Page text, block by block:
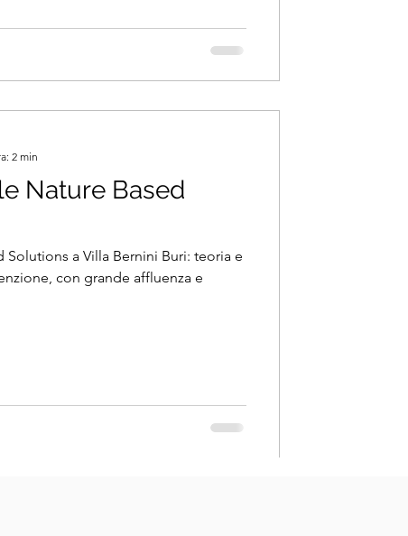
Nature Based
Solutions a Villa Bernini Buri: teoria e
con grande affluenza e
2 min